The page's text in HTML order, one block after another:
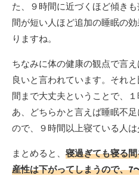
た、９時間に近づくほど傾き
間が短い人ほど追加の睡眠の
りますね。
ちなみに体の健康の観点で言
良いと言われています。それ
間まで大丈夫ということで、
あ、どちらかと言えば睡眠不
ので、９時間以上寝ている人は
まとめると、 寝過ぎても寝る
産性は下がってしまうので、7